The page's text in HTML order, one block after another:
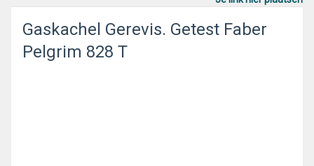
Gaskachel Gerevis. Getest Faber
Pelgrim 828 T